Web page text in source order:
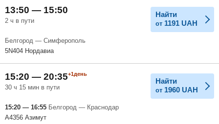
13:50 — 15:50
2 ч в пути
Найти
от 1191 UAH
Белгород — Симферополь
5N404 Нордавиа
15:20 — 20:35+1день
30 ч 15 мин в пути
Найти
от 1960 UAH
15:20 — 16:55 Белгород — Краснодар
A4356 Азимут